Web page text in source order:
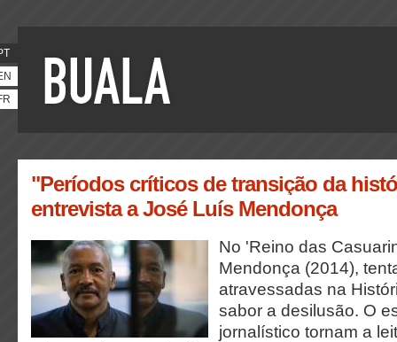
"Períodos críticos de transição da
entrevista a José Luís Mendonça
No 'Reino das
Mendonça (2014),
atravessadas na
sabor a desilusão. O
jornalístico tornam a